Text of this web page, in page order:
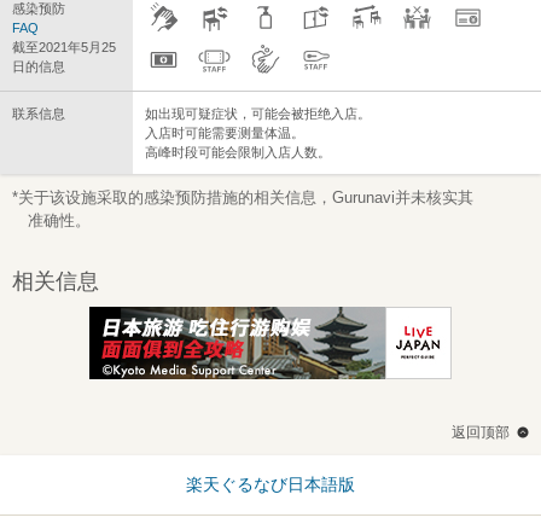
感染预防
FAQ
截至2021年5月25
日的信息
联系信息
如出现可疑症状，可能会被拒绝入店。
入店时可能需要测量体温。
高峰时段可能会限制入店人数。
*关于该设施采取的感染预防措施的相关信息，Gurunavi并未核实其
准确性。
相关信息
返回顶部
楽天ぐるなび日本語版